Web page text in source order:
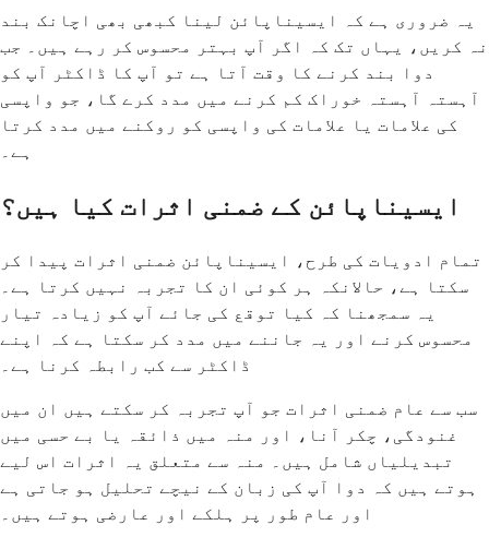
یہ ضروری ہے کہ ایسیناپائن لینا کبھی بھی اچانک بند
نہ کریں، یہاں تک کہ اگر آپ بہتر محسوس کر رہے ہیں۔ جب
دوا بند کرنے کا وقت آتا ہے تو آپ کا ڈاکٹر آپ کو
آہستہ آہستہ خوراک کم کرنے میں مدد کرے گا، جو واپسی
کی علامات یا علامات کی واپسی کو روکنے میں مدد کرتا
ہے۔
ایسیناپائن کے ضمنی اثرات کیا ہیں؟
تمام ادویات کی طرح، ایسیناپائن ضمنی اثرات پیدا کر
سکتا ہے، حالانکہ ہر کوئی ان کا تجربہ نہیں کرتا ہے۔
یہ سمجھنا کہ کیا توقع کی جائے آپ کو زیادہ تیار
محسوس کرنے اور یہ جاننے میں مدد کر سکتا ہے کہ اپنے
ڈاکٹر سے کب رابطہ کرنا ہے۔
سب سے عام ضمنی اثرات جو آپ تجربہ کر سکتے ہیں ان میں
غنودگی، چکر آنا، اور منہ میں ذائقہ یا بے حسی میں
تبدیلیاں شامل ہیں۔ منہ سے متعلق یہ اثرات اس لیے
ہوتے ہیں کہ دوا آپ کی زبان کے نیچے تحلیل ہو جاتی ہے
اور عام طور پر ہلکے اور عارضی ہوتے ہیں۔